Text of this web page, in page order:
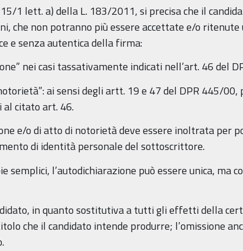
1 lett. a) della L. 183/2011, si precisa che il
che non potranno più essere accettate e/o
e senza autentica della firma:
nei casi tassativamente indicati nell’art. 46 del
ai sensi degli artt. 19 e 47 del DPR 445/
al citato art. 46.
e/o di atto di notorietà deve essere inoltrata per
di identità personale del sottoscrittore.
semplici, l’autodichiarazione può essere unica, ma
in quanto sostitutiva a tutti gli effetti della
che il candidato intende produrre; l’omissione